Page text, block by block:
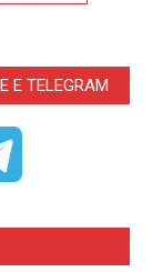
E TELEGRAM